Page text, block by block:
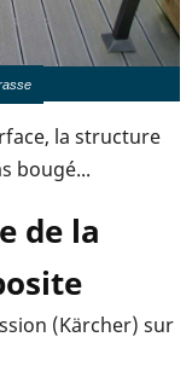
la structure
bougé...
de la
(Kärcher) sur